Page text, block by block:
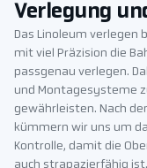
Verlegung
Das Linoleum verlegen
mit viel Präzision die
passgenau verlegen.
und Montagesysteme
gewährleisten. Nach
kümmern wir uns um
Kontrolle, damit die
auch strapazierfähig